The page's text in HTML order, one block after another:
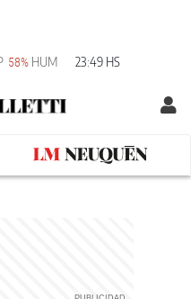
58% HUM 23:49 HS